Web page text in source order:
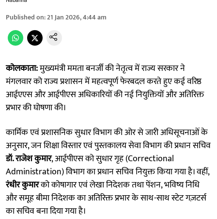
Published on:21 Jan 2026, 4:44 am
कोलकाता:मुख्यमंत्री ममता बनर्जी की नेतृत्व में राज्य सरकार ने
मंगलवार को राज्य प्रशासन में महत्वपूर्ण फेरबदल करते हुए कई वरिष्ठ
आईएएस और आईपीएस अधिकारियों की नई नियुक्तियों और अतिरिक्त
प्रभार की घोषणा की।
कार्मिक एवं प्रशासनिक सुधार विभाग की ओर से जारी अधिसूचनाओं के
अनुसार, जन शिक्षा विस्तार एवं पुस्तकालय सेवा विभाग की प्रधान सचिव
डॉ. राजेश कुमार, आईपीएस को सुधार गृह (Correctional
Administration) विभाग का प्रधान सचिव नियुक्त किया गया है। वहीं,
रंधीर कुमारको कोषागार एवं लेखा निदेशक तथा पेंशन, भविष्य निधि
और समूह बीमा निदेशक का अतिरिक्त प्रभार के साथ-साथ स्टेट गज़टर्स
का सचिव बना दिया गया है।